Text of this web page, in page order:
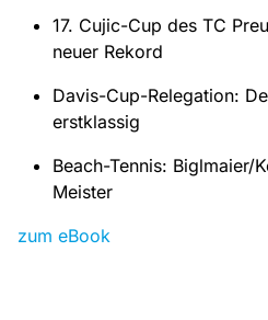
17. Cujic-Cup des TC
neuer Rekord
Davis-Cup-Relegation:
erstklassig
Beach-Tennis: Biglmaier/
Meister
zum eBook